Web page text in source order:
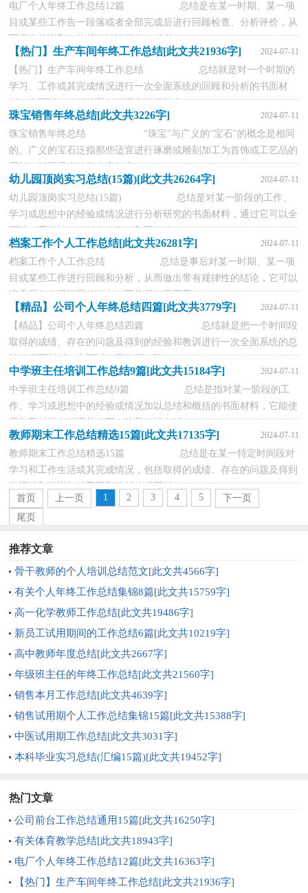
电厂个人年终工作总结12篇 总结是在某一时期、某一项
目或某些工作告一段落或者全部完成后进行回顾检查、分析评价，从
而得出教训和一些规律性认识的一种书...
【热门】生产车间年终工作总结[此文共21936字] 2024-07-11
【热门】生产车间年终工作总结 总结就是对一个时期的
学习、工作或其完成情况进行一次全面系统的回顾和分析的书面材
料，它可以有效锻炼我们的语言组织能力...
珠宝销售年终总结[此文共3226字] 2024-07-11
珠宝销售年终总结 “珠宝”与广义的“宝石”的概念是相同
的。广义的宝石泛指那些适宜进行琢磨或雕刻加工为首饰或工艺品的
原料。以下是小编为大家精心...
幼儿园顶岗实习总结(15篇)[此文共26264字] 2024-07-11
幼儿园顶岗实习总结(15篇) 总结是对某一阶段的工作、
学习或思想中的经验或情况进行分析研究的书面材料，通过它可以全
面地、系统地了解以往的学习和工作情...
档案工作个人工作总结[此文共26281字] 2024-07-11
档案工作个人工作总结 总结是事后对某一时期、某一项
目或某些工作进行回顾和分析，从而做出带有规律性的结论，它可以
提升我们发现问题的能力，因此我们需要回...
【精品】公司个人年终总结四篇[此文共3779字] 2024-07-11
【精品】公司个人年终总结四篇 总结就是把一个时间段
取得的成绩、存在的问题及得到的经验和教训进行一次全面系统的总
结的书面材料，它可以给我们下一阶...
中学班主任培训工作总结9篇[此文共15184字] 2024-07-11
中学班主任培训工作总结9篇 总结是指对某一阶段的工
作、学习或思想中的经验或情况加以总结和概括的书面材料，它能使
我们及时找出错误并改正，让我们抽出时...
教师期末工作总结精选15篇[此文共17135字] 2024-07-11
教师期末工作总结精选15篇 总结是在某一特定时间段对
学习和工作生活或其完成情况，包括取得的成绩、存在的问题及得到
的经验和教训加以回顾和分析的书面材...
首页
上一页 1 2 3 4 5
下一页
尾页
推荐文章
骨干教师的个人培训总结范文[此文共4566字]
有关个人年终工作总结集锦8篇[此文共15759字]
高一化学教师工作总结[此文共19486字]
新员工试用期间的工作总结6篇[此文共10219字]
高中教师年度总结[此文共2667字]
年级班主任的年终工作总结[此文共21560字]
销售本月工作总结[此文共4639字]
销售试用期个人工作总结集锦15篇[此文共15388字]
中医试用期工作总结[此文共3031字]
本科毕业实习总结(汇编15篇)[此文共19452字]
热门文章
公司前台工作总结通用15篇[此文共16250字]
有关体育教学总结[此文共18943字]
电厂个人年终工作总结12篇[此文共16363字]
【热门】生产车间年终工作总结[此文共21936字]